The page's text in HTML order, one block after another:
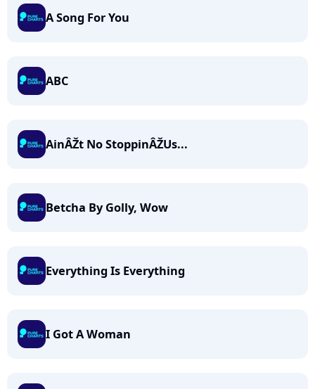
A Song For You
ABC
AinÂŽt No StoppinÂŽUs...
Betcha By Golly, Wow
Everything Is Everything
I Got A Woman